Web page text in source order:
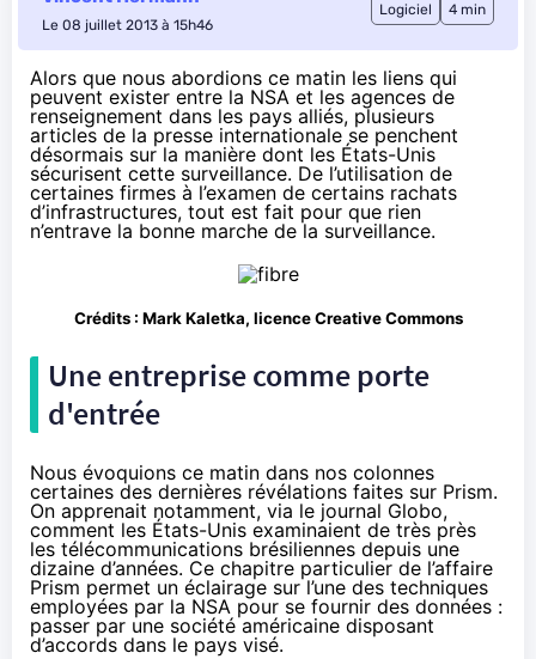
Le 08 juillet 2013 à 15h46
Logiciel 4 min
Alors que nous abordions ce matin les liens qui
peuvent exister entre la NSA et les agences de
renseignement dans les pays alliés, plusieurs
articles de la presse internationale se penchent
désormais sur la manière dont les États-Unis
sécurisent cette surveillance. De l’utilisation de
certaines firmes à l’examen de certains rachats
d’infrastructures, tout est fait pour que rien
n’entrave la bonne marche de la surveillance.
Crédits : Mark Kaletka, licence Creative Commons
Une entreprise comme porte
d'entrée
Nous évoquions ce matin dans nos colonnes
certaines des dernières révélations faites sur Prism.
On apprenait notamment, via le journal Globo,
comment les États-Unis examinaient de très près
les télécommunications brésiliennes depuis une
dizaine d’années. Ce chapitre particulier de l’affaire
Prism permet un éclairage sur l’une des techniques
employées par la NSA pour se fournir des données :
passer par une société américaine disposant
d’accords dans le pays visé.